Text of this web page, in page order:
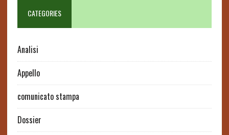
CATEGORIES
Analisi
Appello
comunicato stampa
Dossier